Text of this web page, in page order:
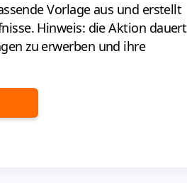
Vorlage aus und erstellt
Hinweis: die Aktion dauert
zu erwerben und ihre